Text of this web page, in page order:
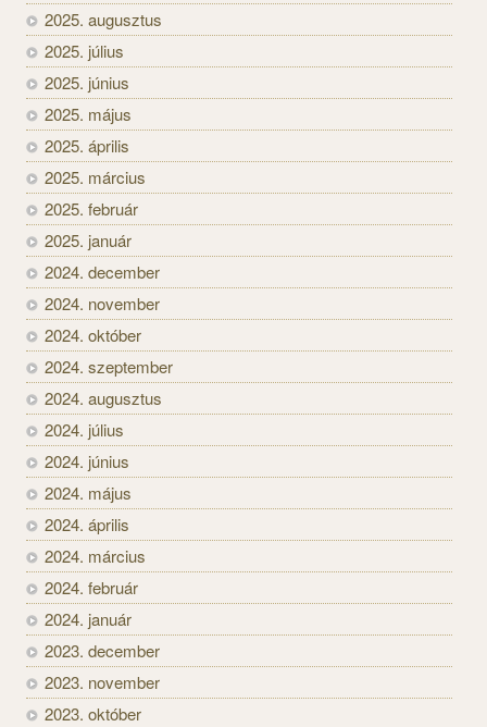
2025. augusztus
2025. július
2025. június
2025. május
2025. április
2025. március
2025. február
2025. január
2024. december
2024. november
2024. október
2024. szeptember
2024. augusztus
2024. július
2024. június
2024. május
2024. április
2024. március
2024. február
2024. január
2023. december
2023. november
2023. október